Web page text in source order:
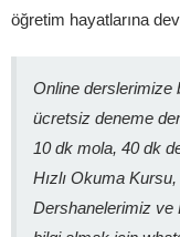
öğretim hayatlarına
Online derslerimize
ücretsiz deneme
10 dk mola, 40 dk
Hızlı Okuma
Dershanelerimiz ve